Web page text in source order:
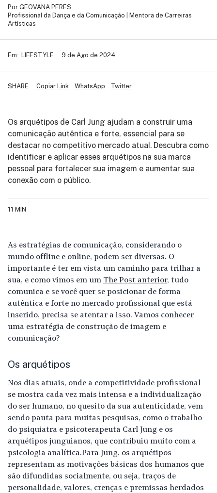
Por GEOVANA PERES
Profissional da Dança e da Comunicação | Mentora de Carreiras
Artísticas
Em: LIFESTYLE 9 de Ago de 2024
Copiar Link WhatsApp Twitter
SHARE
Os arquétipos de Carl Jung ajudam a construir uma
comunicação autêntica e forte, essencial para se
destacar no competitivo mercado atual. Descubra como
identificar e aplicar esses arquétipos na sua marca
pessoal para fortalecer sua imagem e aumentar sua
conexão com o público.
11 MIN
As estratégias de comunicação, considerando o
mundo offline e online, podem ser diversas. O
importante é ter em vista um caminho para trilhar a
sua, e como vimos em um The Post anterior, tudo
comunica e se você quer se posicionar de forma
autêntica e forte no mercado profissional que está
inserido, precisa se atentar a isso. Vamos conhecer
uma estratégia de construção de imagem e
comunicação?
Os arquétipos
Nos dias atuais, onde a competitividade profissional
se mostra cada vez mais intensa e a individualização
do ser humano, no quesito da sua autenticidade, vem
sendo pauta para muitas pesquisas, como o trabalho
do psiquiatra e psicoterapeuta Carl Jung e os
arquétipos junguianos, que contribuiu muito com a
psicologia analítica.Para Jung, os arquétipos
representam as motivações básicas dos humanos que
são difundidas socialmente, ou seja, traços de
personalidade, valores, crenças e premissas herdados